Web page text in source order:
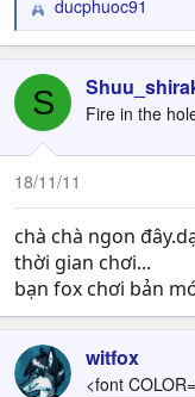
R
e
c
i
o
n
ducphuoc91
S Fire in the
18/11/11
chà chà ngon
thời gian chơi...
bạn fox chơi bản
witfox
<font